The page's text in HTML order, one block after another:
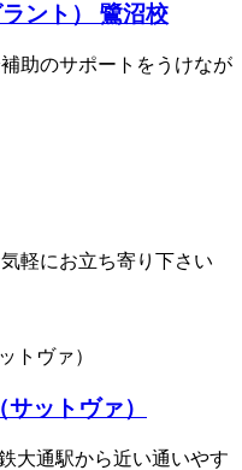
ント） 鷺沼校
助のサポートをうけなが
軽にお立ち寄り下さい
ットヴァ）
大通駅から近い通いやす